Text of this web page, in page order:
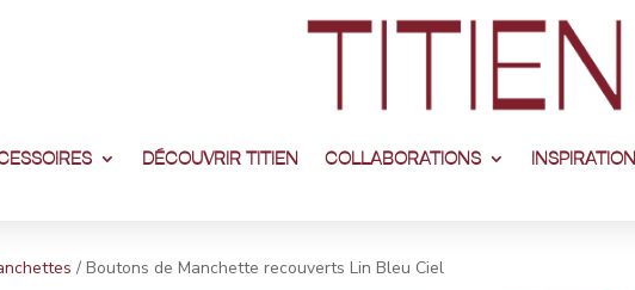
DÉCOUVRIR TITIEN COLLABORATIONS
/ Boutons de Manchette recouverts Lin Bleu Ciel